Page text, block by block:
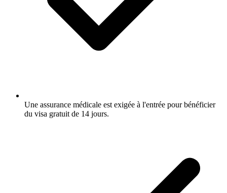
Une assurance médicale est exigée à l'entrée pour bénéficier
du visa gratuit de 14 jours.